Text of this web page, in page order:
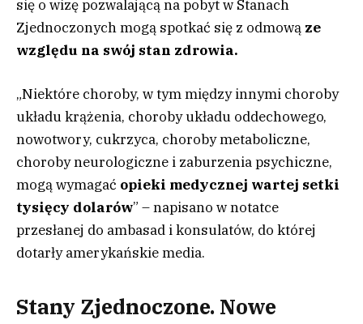
się o wizę pozwalającą na pobyt w Stanach
Zjednoczonych mogą spotkać się z odmową ze
względu na swój stan zdrowia.
„Niektóre choroby, w tym między innymi choroby
układu krążenia, choroby układu oddechowego,
nowotwory, cukrzyca, choroby metaboliczne,
choroby neurologiczne i zaburzenia psychiczne,
mogą wymagać opieki medycznej wartej setki
tysięcy dolarów” – napisano w notatce
przesłanej do ambasad i konsulatów, do której
dotarły amerykańskie media.
Stany Zjednoczone. Nowe